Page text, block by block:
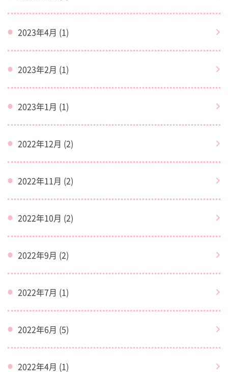
2023年4月 (1)
2023年2月 (1)
2023年1月 (1)
2022年12月 (2)
2022年11月 (2)
2022年10月 (2)
2022年9月 (2)
2022年7月 (1)
2022年6月 (5)
2022年4月 (1)